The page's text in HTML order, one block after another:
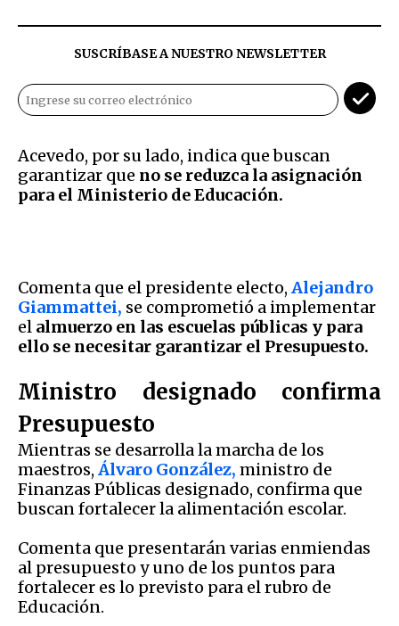
SUSCRÍBASE A NUESTRO NEWSLETTER
Acevedo, por su lado, indica que buscan
garantizar que no se reduzca la asignación
para el Ministerio de Educación.
Comenta que el presidente electo, Alejandro
Giammattei, se comprometió a implementar
el almuerzo en las escuelas públicas y para
ello se necesitar garantizar el Presupuesto.
Ministro designado confirma
Presupuesto
Mientras se desarrolla la marcha de los
maestros, Álvaro González, ministro de
Finanzas Públicas designado, confirma que
buscan fortalecer la alimentación escolar.
Comenta que presentarán varias enmiendas
al presupuesto y uno de los puntos para
fortalecer es lo previsto para el rubro de
Educación.